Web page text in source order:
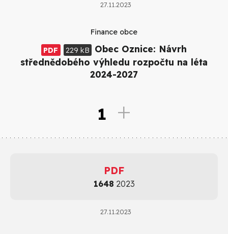
27.11.2023
Finance obce
PDF
229 kB Obec Oznice: Návrh
střednědobého výhledu rozpočtu na léta
2024-2027
1
PDF
1648 2023
27.11.2023